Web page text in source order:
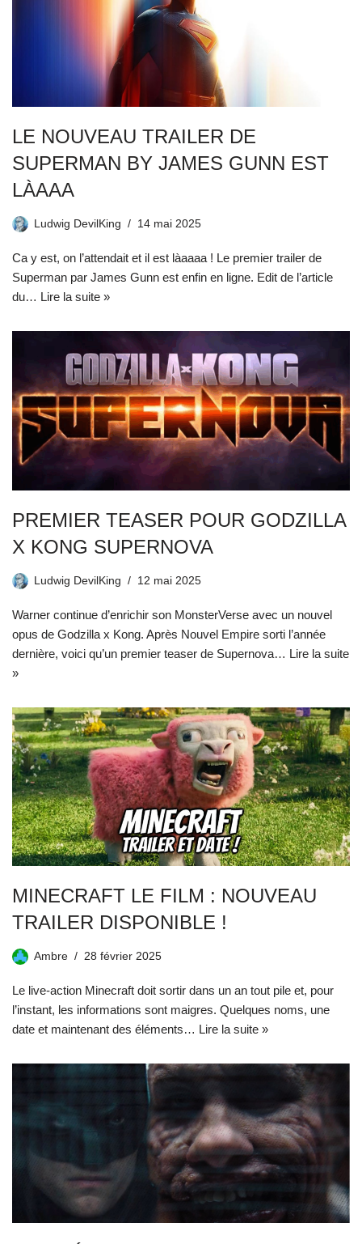
LE NOUVEAU TRAILER DE
SUPERMAN BY JAMES GUNN EST
LÀAAA
Ludwig DevilKing 14 mai 2025
Ca y est, on l’attendait et il est làaaaa ! Le premier trailer de
Superman par James Gunn est enfin en ligne. Edit de l’article
du… Lire la suite »
PREMIER TEASER POUR GODZILLA
X KONG SUPERNOVA
Ludwig DevilKing 12 mai 2025
Warner continue d’enrichir son MonsterVerse avec un nouvel
opus de Godzilla x Kong. Après Nouvel Empire sorti l’année
dernière, voici qu’un premier teaser de Supernova… Lire la suite
»
MINECRAFT LE FILM : NOUVEAU
TRAILER DISPONIBLE !
Ambre 28 février 2025
Le live-action Minecraft doit sortir dans un an tout pile et, pour
l’instant, les informations sont maigres. Quelques noms, une
date et maintenant des éléments… Lire la suite »